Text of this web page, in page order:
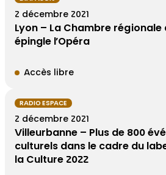
2 décembre 2021
Lyon – La Chambre
épingle l’Opéra
Accès libre
RADIO ESPACE
2 décembre 2021
Villeurbanne – Plus de 800
culturels dans le cadre du
la Culture 2022